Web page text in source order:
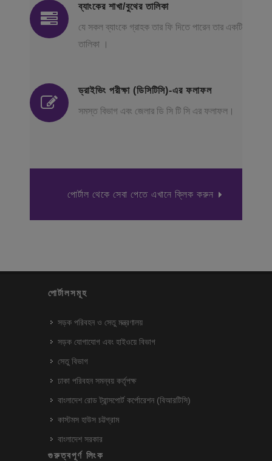
ব্যাংকের শাখা/বুথের তালিকা
যে সকল ব্যাংকে গ্রাহক তার ফি দিতে পারেন তার একটি
তালিকা ।
ড্রাইভিং পরীক্ষা (ডিসিটিসি)-এর ফলাফল
সমস্ত বিভাগ এবং জেলার ডি সি টি সি এর ফলাফল।
পোর্টাল থেকে সেবা পেতে এখানে ক্লিক করুন
পোর্টালসমূহ
সড়ক পরিবহন ও সেতু মন্ত্রণালয়
সড়ক যোগাযোগ এবং হাইওয়ে বিভাগ
সেতু বিভাগ
ঢাকা পরিবহন সমন্বয় কর্তৃপক্ষ
বাংলাদেশ রোড ট্রান্সপোর্ট কর্পোরেশন (বিআরটিসি)
কাস্টমস হাউস চট্টগ্রাম
বাংলাদেশ সরকার
গুরুত্বপূর্ণ লিংক